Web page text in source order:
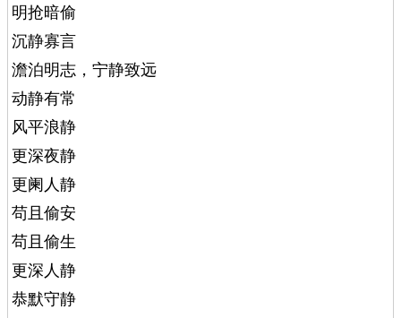
明抢暗偷
沉静寡言
澹泊明志，宁静致远
动静有常
风平浪静
更深夜静
更阑人静
苟且偷安
苟且偷生
更深人静
恭默守静